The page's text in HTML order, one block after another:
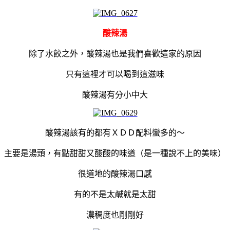
酸辣湯
除了水餃之外，酸辣湯也是我們喜歡這家的原因
只有這裡才可以喝到這滋味
酸辣湯有分小中大
酸辣湯該有的都有ＸＤＤ配料蠻多的～
主要是湯頭，有點甜甜又酸酸的味道（是一種說不上的美味）
很道地的酸辣湯口感
有的不是太鹹就是太甜
濃稠度也剛剛好